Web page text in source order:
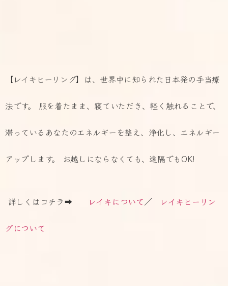
【レイキヒーリング】は、世界中に知られた日本発の手当療
法です。 服を着たまま、寝ていただき、軽く触れることで、
滞っているあなたのエネルギーを整え、浄化し、エネルギー
アップします。 お越しにならなくても、遠隔でもOK!
詳しくはコチラ➡ レイキについて／ レイキヒーリン
グについて